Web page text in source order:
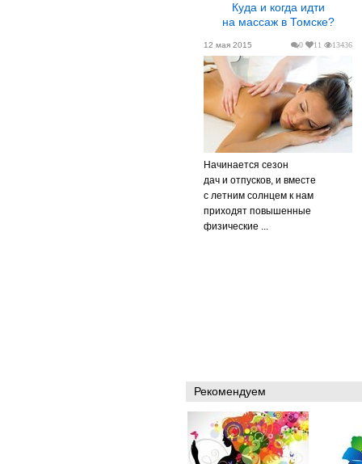
Куда и когда идти
на массаж в Томске?
0 11 13436
12 мая 2015
Начинается сезон
дач и отпусков, и вместе
с летним солнцем к нам
приходят повышенные
физические ...
Рекомендуем